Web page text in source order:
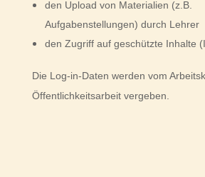
den Upload von Materialien (z.B.
Aufgabenstellungen) durch Lehrer
den Zugriff auf geschützte Inhalte
Die Log-in-Daten werden vom
Öffentlichkeitsarbeit vergeben.